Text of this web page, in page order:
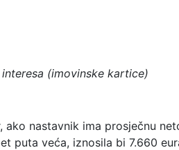
(imovinske kartice)
ako nastavnik ima prosječnu
puta veća, iznosila bi 7.660